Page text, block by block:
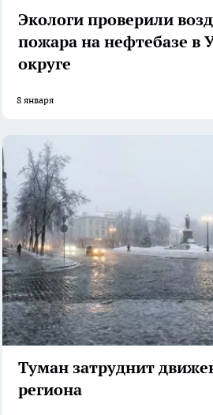
Экологи проверили
пожара на нефтебазе в
округе
8 января
Туман затруднит
региона